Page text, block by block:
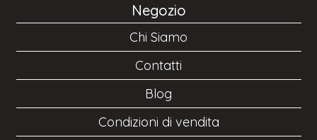
Negozio
Chi Siamo
Contatti
Blog
Condizioni di vendita